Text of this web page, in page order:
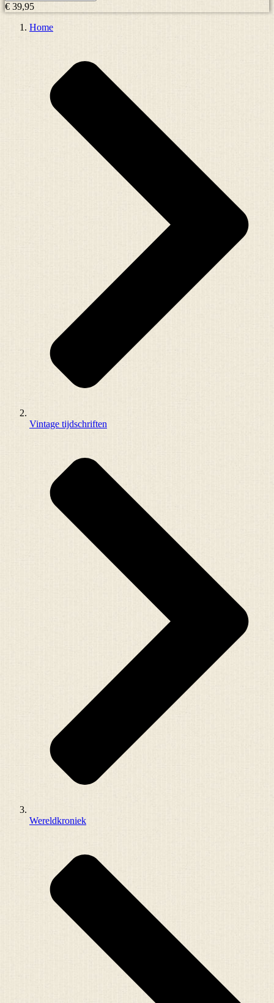
€ 39,95
Home
Vintage tijdschriften
Wereldkroniek